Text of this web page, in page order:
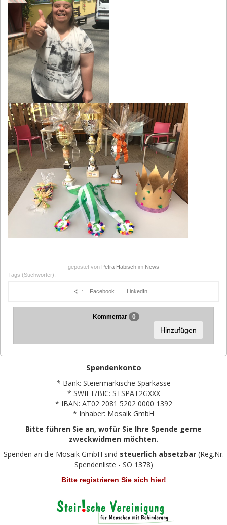
gepostet von Petra Habisch im News
Tags (Suchwörter):
: Facebook LinkedIn
Kommentar 0
Hinzufügen
Spendenkonto
* Bank: Steiermärkische Sparkasse
* SWIFT/BIC: STSPAT2GXXX
* IBAN: AT02 2081 5202 0000 1392
* Inhaber: Mosaik GmbH
Bitte führen Sie an, wofür Sie Ihre Spende gerne
zweckwidmen möchten.
Spenden an die Mosaik GmbH sind steuerlich absetzbar(Reg.Nr.
Spendenliste - SO 1378)
Bitte registrieren Sie sich hier!